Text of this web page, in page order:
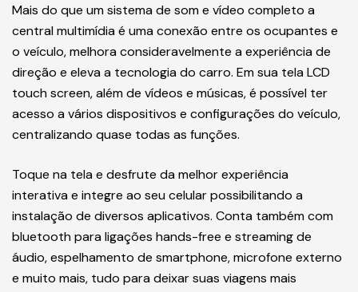
Mais do que um sistema de som e vídeo completo a
central multimídia é uma conexão entre os ocupantes e
o veículo, melhora consideravelmente a experiência de
direção e eleva a tecnologia do carro. Em sua tela LCD
touch screen, além de vídeos e músicas, é possível ter
acesso a vários dispositivos e configurações do veículo,
centralizando quase todas as funções.
Toque na tela e desfrute da melhor experiência
interativa e integre ao seu celular possibilitando a
instalação de diversos aplicativos. Conta também com
bluetooth para ligações hands-free e streaming de
áudio, espelhamento de smartphone, microfone externo
e muito mais, tudo para deixar suas viagens mais